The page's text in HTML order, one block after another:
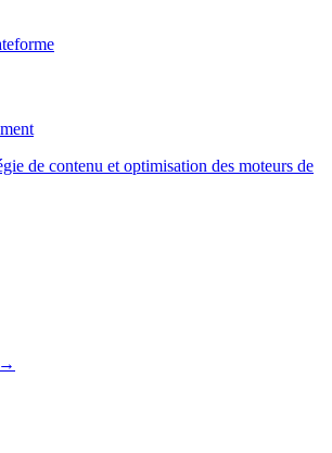
de contenu et optimisation des moteurs de
→